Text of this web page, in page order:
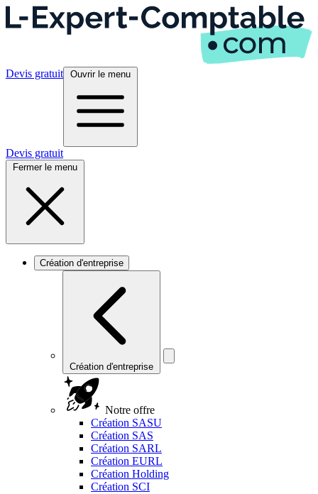
Devis gratuit Ouvrir le menu
Devis gratuit
Fermer le menu
Création d'entreprise
Création d'entreprise
Notre offre
Création SASU
Création SAS
Création SARL
Création EURL
Création Holding
Création SCI